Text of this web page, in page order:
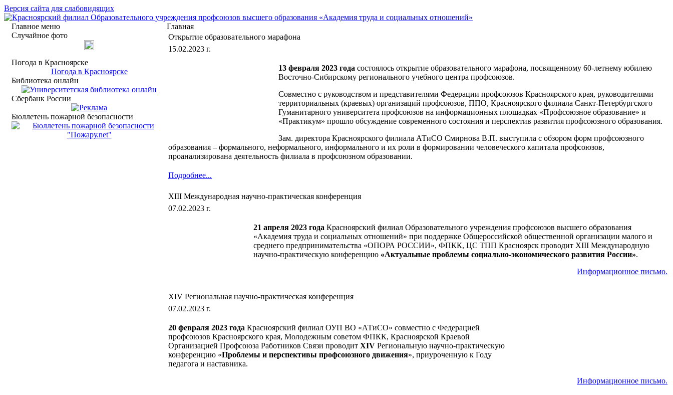
Версия сайта для слабовидящих
Главное меню
Случайное фото
Погода в Красноярске
Погода в Красноярске
Библиотека онлайн
Сбербанк России
Бюллетень пожарной безопасности
Главная
Открытие образовательного марафона
15.02.2023 г.
13 февраля 2023 года состоялось открытие образовательного марафона, посвященному 60-летнему юбилею
Восточно-Сибирскому регионального учебного центра профсоюзов.
Совместно с руководством и представителями Федерации профсоюзов Красноярского края, руководителями
территориальных (краевых) организаций профсоюзов, ППО, Красноярского филиала Санкт-Петербургского
Гуманитарного университета профсоюзов на информационных площадках «Профсоюзное образование» и
«Практикум» прошло обсуждение современного состояния и перспектив развития профсоюзного образования.
Зам. директора Красноярского филиала АТиСО Смирнова В.П. выступила с обзором форм профсоюзного
образования – формального, неформального, информального и их роли в формировании человеческого капитала профсоюзов,
проанализирована деятельность филиала в профсоюзном образовании.
Подробнее...
XIII Международная научно-практическая конференция
07.02.2023 г.
21 апреля 2023 года Красноярский филиал Образовательного учреждения профсоюзов высшего образования
«Академия труда и социальных отношений» при поддержке Общероссийской общественной организации малого и
среднего предпринимательства «ОПОРА РОССИИ», ФПКК, ЦС ТПП Красноярск проводит XIII Международную
научно-практическую конференцию «Актуальные проблемы социально-экономического развития России».
Информационное письмо.
XIV Региональная научно-практическая конференция
07.02.2023 г.
20 февраля 2023 года Красноярский филиал ОУП ВО «АТиСО» совместно с Федерацией
профсоюзов Красноярского края, Молодежным советом ФПКК, Красноярской Краевой
Организацией Профсоюза Работников Связи проводит XIV Региональную научно-практическую
конференцию «Проблемы и перспективы профсоюзного движения», приуроченную к Году
педагога и наставника.
Информационное письмо.